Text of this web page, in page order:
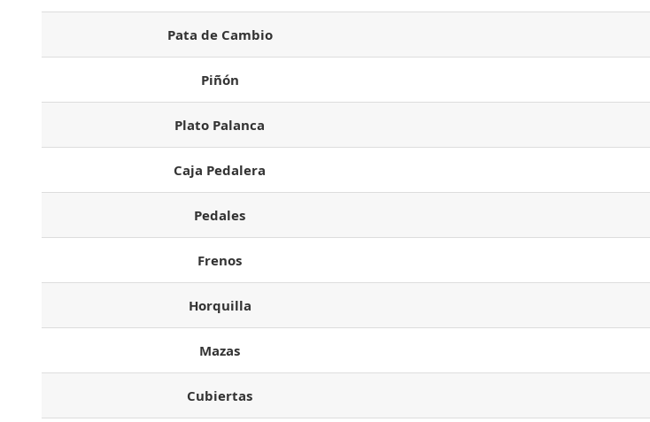
Pata de Cambio
Piñón
Plato Palanca
Caja Pedalera
Pedales
Frenos
Horquilla
Mazas
Cubiertas